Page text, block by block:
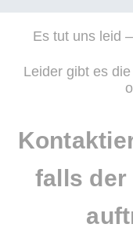
Es tut uns leid
Leider gibt es
falls der